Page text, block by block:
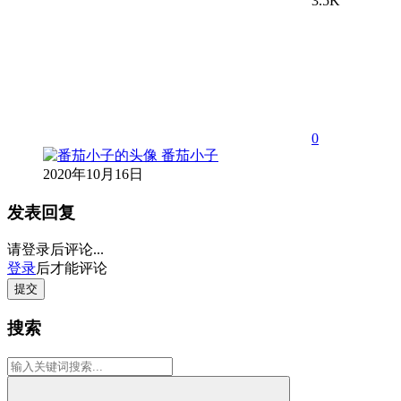
0
番茄小子
2020年10月16日
发表回复
请登录后评论...
登录后才能评论
提交
搜索